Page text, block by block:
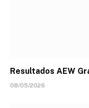
Resultados AEW
08/05/2026